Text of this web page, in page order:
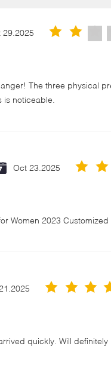
29.2025
The three physical
noticeable.
Oct 23.2025
Women 2023
quickly. Will definitely